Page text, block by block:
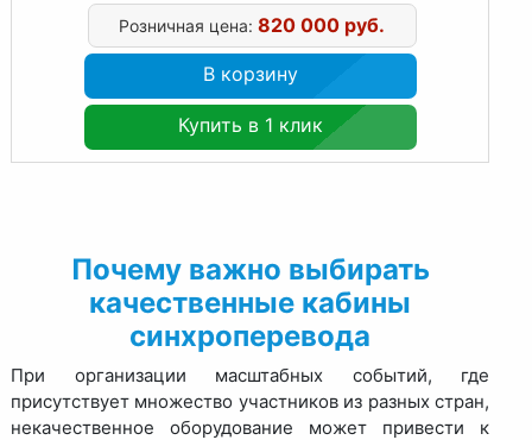
Розничная цена:820 000 руб.
В корзину
Купить в 1 клик
Почему важно выбирать
качественные кабины
синхроперевода
При организации масштабных событий, где
присутствует множество участников из разных стран,
некачественное оборудование может привести к